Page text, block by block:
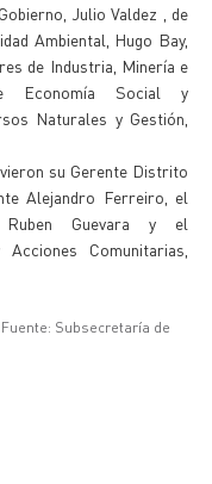
Julio Valdez , de
Ambiental, Hugo Bay,
de Industria, Minería e
Economía Social y
Naturales y Gestión,
su Gerente Distrito
Alejandro Ferreiro, el
Ruben Guevara y el
Comunitarias,
Subsecretaría de